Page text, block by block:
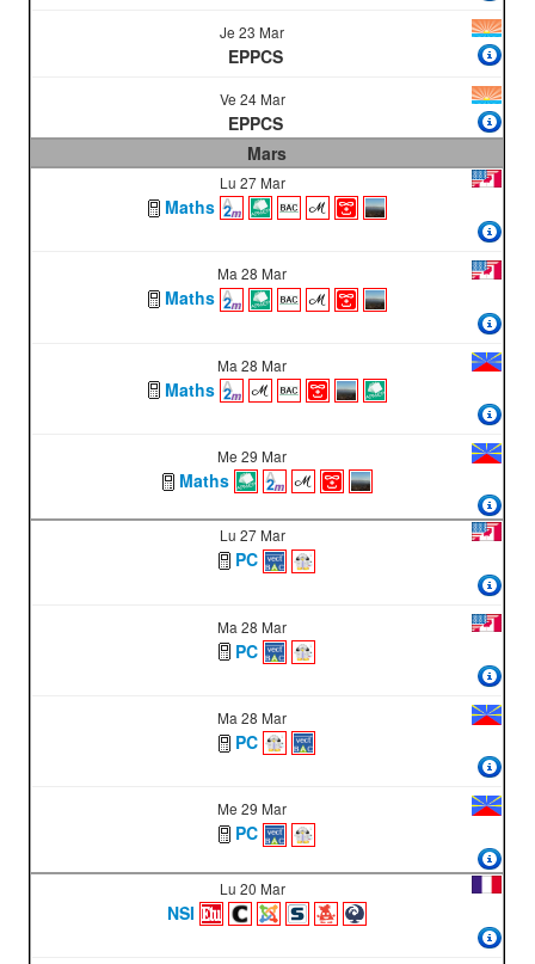
Je 23 Mar
EPPCS
Ve 24 Mar
EPPCS
Mars
Lu 27 Mar
Maths
Ma 28 Mar
Maths
Ma 28 Mar
Maths
Me 29 Mar
Maths
Lu 27 Mar
PC
Ma 28 Mar
PC
Ma 28 Mar
PC
Me 29 Mar
PC
Lu 20 Mar
NSI